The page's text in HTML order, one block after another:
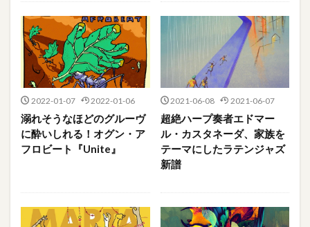
2022-01-07 2022-01-06
溺れそうなほどのグルーヴ
に酔いしれる！オグン・ア
フロビート『Unite』
2021-06-08 2021-06-07
超絶ハープ奏者エドマー
ル・カスタネーダ、家族を
テーマにしたラテンジャズ
新譜